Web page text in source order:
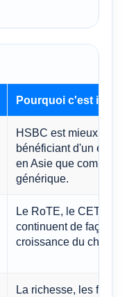
Pourquoi c'est
HSBC est mieux
bénéficiant d'un effet
en Asie que comme
générique.
Le RoTE, le CET1 et
continuent de
croissance du chiffre
La richesse, les frais